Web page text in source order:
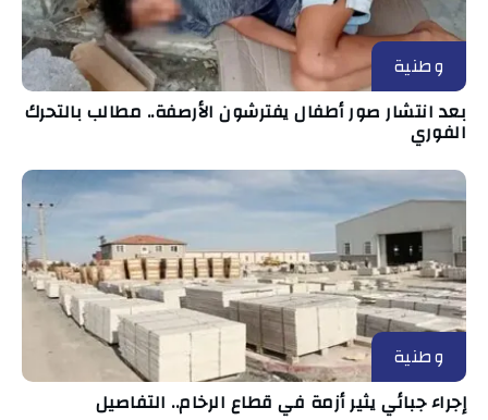
وطنية
بعد انتشار صور أطفال يفترشون الأرصفة.. مطالب بالتحرك
الفوري
وطنية
إجراء جبائي يثير أزمة في قطاع الرخام.. التفاصيل